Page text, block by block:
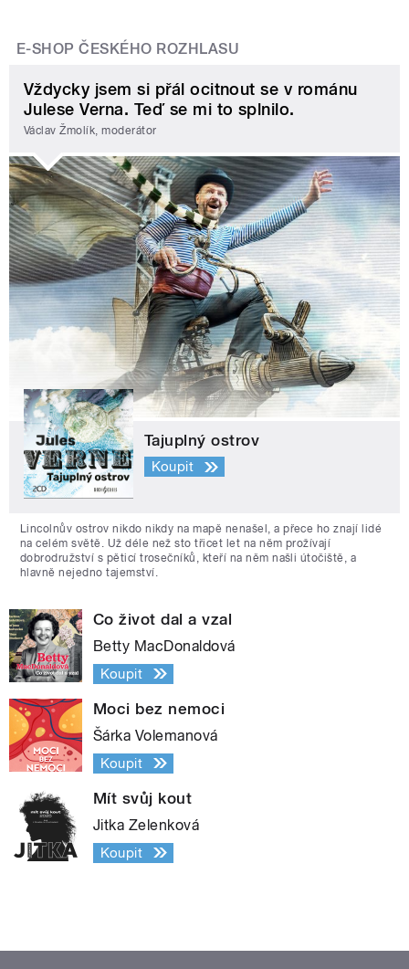
E-SHOP ČESKÉHO ROZHLASU
Vždycky jsem si přál ocitnout se v románu
Julese Verna. Teď se mi to splnilo.
Václav Žmolík, moderátor
Tajuplný ostrov
Koupit
Lincolnův ostrov nikdo nikdy na mapě nenašel, a přece ho znají lidé
na celém světě. Už déle než sto třicet let na něm prožívají
dobrodružství s pěticí trosečníků, kteří na něm našli útočiště, a
hlavně nejedno tajemství.
Co život dal a vzal
Betty MacDonaldová
Koupit
Moci bez nemoci
Šárka Volemanová
Koupit
Mít svůj kout
Jitka Zelenková
Koupit